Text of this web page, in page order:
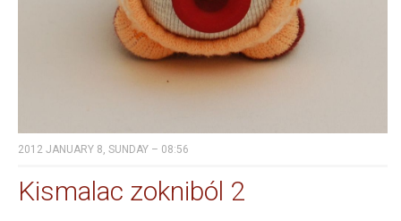
2012 JANUARY 8, SUNDAY – 08:56
Kismalac zokniból 2